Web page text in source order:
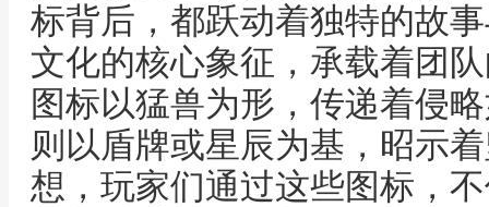
标背后，都跃动着独特的故
文化的核心象征，承载着团
图标以猛兽为形，传递着侵
则以盾牌或星辰为基，昭示
想，玩家们通过这些图标，